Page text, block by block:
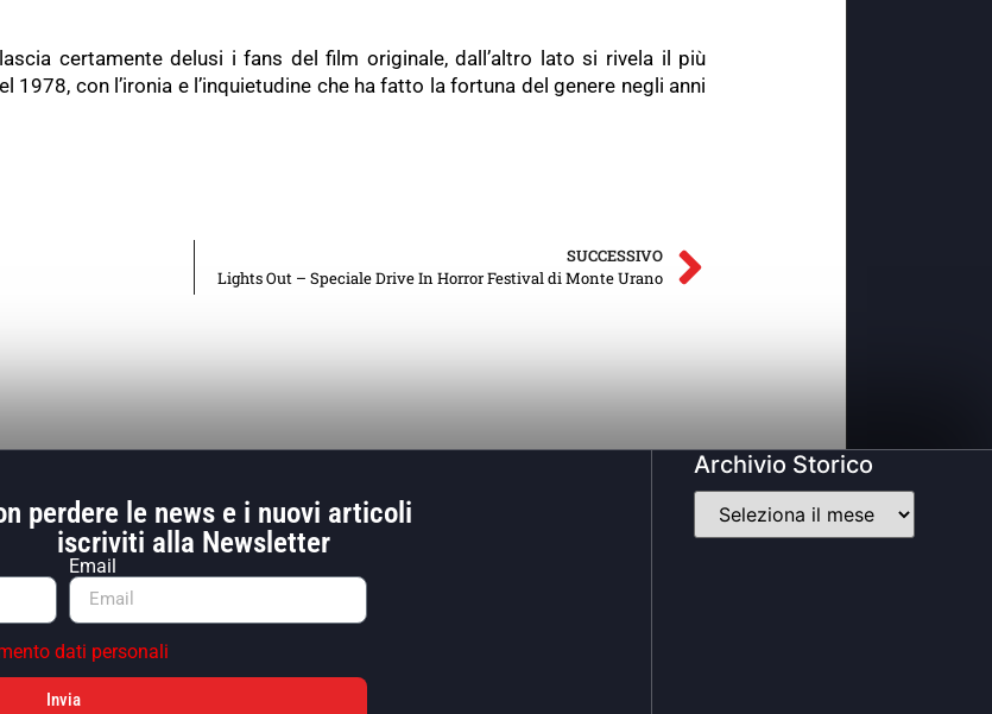
certamente delusi i fans del film originale, dall’altro lato si rivela il più
con l’ironia e l’inquietudine che ha fatto la fortuna del genere negli anni
SUCCESSIVO
Lights Out – Speciale Drive In Horror Festival di Monte Urano
perdere le news e i nuovi articoli
iscriviti alla Newsletter
Email
dati personali
Invia
Archivio Storico